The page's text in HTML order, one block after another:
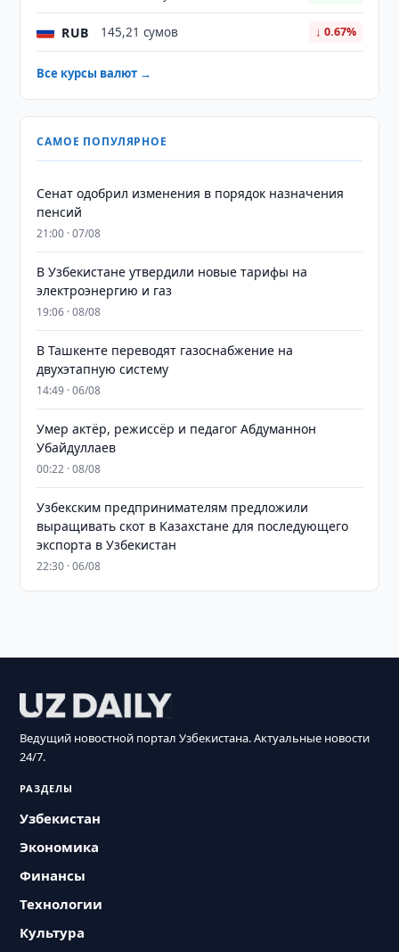
RUB 145,21 сумов ↓ 0.67%
Все курсы валют →
САМОЕ ПОПУЛЯРНОЕ
Сенат одобрил изменения в порядок назначения
пенсий
21:00 · 07/08
В Узбекистане утвердили новые тарифы на
электроэнергию и газ
19:06 · 08/08
В Ташкенте переводят газоснабжение на
двухэтапную систему
14:49 · 06/08
Умер актёр, режиссёр и педагог Абдуманнон
Убайдуллаев
00:22 · 08/08
Узбекским предпринимателям предложили
выращивать скот в Казахстане для последующего
экспорта в Узбекистан
22:30 · 06/08
Ведущий новостной портал Узбекистана. Актуальные новости
24/7.
РАЗДЕЛЫ
Узбекистан
Экономика
Финансы
Технологии
Культура